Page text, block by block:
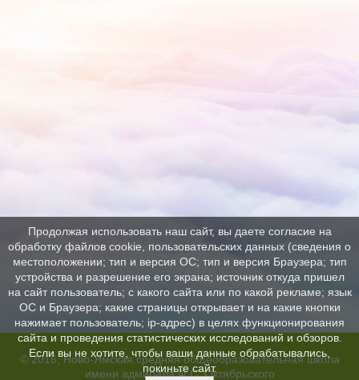
© 2016, Ново-Ямская средняя общеобразовательная школа
имени адмирала Ф.С. Октябрьского
Продолжая использовать наш сайт, вы даете согласие на
обработку файлов cookie, пользовательских данных (сведения о
местоположении; тип и версия ОС; тип и версия Браузера; тип
устройства и разрешение его экрана; источник откуда пришел
на сайт пользователь; с какого сайта или по какой рекламе; язык
ОС и Браузера; какие страницы открывает и на какие кнопки
нажимает пользователь; ip-адрес) в целях функционирования
сайта и проведения статистических исследований и обзоров.
Если вы не хотите, чтобы ваши данные обрабатывались,
покиньте сайт.